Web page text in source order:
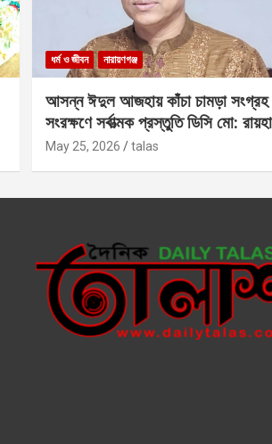
ধর্ম ও জীবন নারায়ণগঞ্জ
আসন্ন ঈদুল আজহায় কাঁচা চামড়া
সংরক্ষণে সর্বাত্মক প্রস্তুতি ডিসি মো:
কবির
May 25, 2026 talas